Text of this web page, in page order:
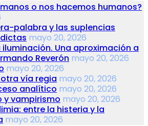
o nos hacemos humanos?
palabra y las suplencias
mayo 20, 2026
iluminación. Una aproximación a
Reverón mayo 20, 2026
mayo 20, 2026
vía regia mayo 20, 2026
analítico mayo 20, 2026
y vampirismo mayo 20, 2026
entre la histeria y la
mayo 20, 2026